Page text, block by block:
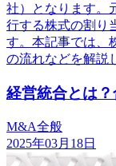
社）となります。
行する株式の割り
す。本記事では、
の流れなどを解説
経営統合とは
M&A全般
2025年03月18日